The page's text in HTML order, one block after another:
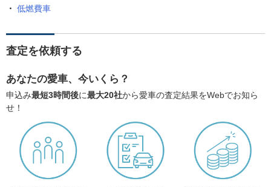
低燃費車
査定を依頼する
あなたの愛車、今いくら？
申込み最短3時間後に最大20社から愛車の査定結果をWebでお知ら
せ！